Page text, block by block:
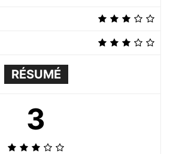
RÉSUMÉ
3